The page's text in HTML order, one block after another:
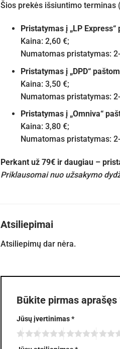
Šios prekės išsiuntimo terminas
Pristatymas į „LP Express“
Kaina: 2,60 €;
Numatomas pristatymas:
Pristatymas į „DPD“
Kaina: 3,50 €;
Numatomas pristatymas:
Pristatymas į „Omniva“
Kaina: 3,80 €;
Numatomas pristatymas:
Perkant už 79€ ir daugiau –
Priklausomai nuo užsakymo
Atsiliepimai
Atsiliepimų dar nėra.
Būkite pirmas aprašęs
Jūsų įvertinimas*